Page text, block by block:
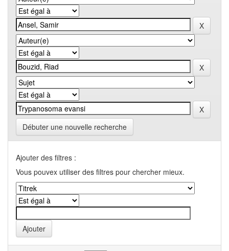
Débuter une nouvelle recherche
Ajouter des filtres :
Vous pouvex utiliser des filtres pour chercher mieux.